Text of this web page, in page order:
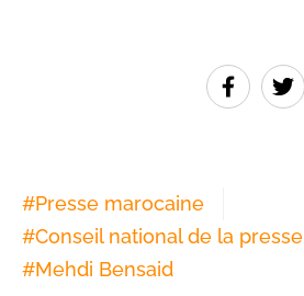
#Presse marocaine
#Conseil national de la presse
#Mehdi Bensaid